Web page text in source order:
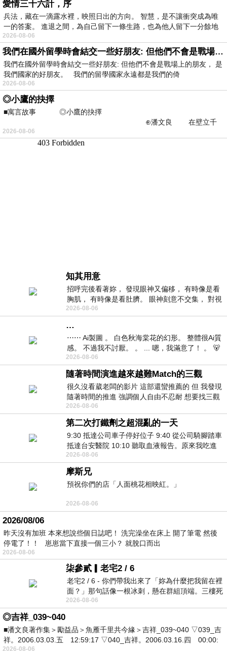
愛情三十六計，序
兵法，藏在一滴露水裡，映照日出的方向。 智慧，是不讓衝突成為唯
一的答案。 進退之間，為自己留下一條生路，也為他人留下一分餘地
2026-08-06
我們在國外留學時會結交一些好朋友: 但他們不會是戰場上的朋友
我們在國外留學時會結交一些好朋友: 但他們不會是戰場上的朋友， 是
我們國家的好朋友。 我們的留學國家永遠都是我們的倚
2026-08-06
◎小鷹的抉擇
■寓言故事 ◎小鷹的抉擇
⊕潘文良 在壁立千
仞的懸崖上，有一座遮天蔽
2026-08-06
知其用意
招呼完後看著妳， 發現眼神又偏移， 有時像是看
胸肌， 有時像是看肚臍。 眼神刻意不交集， 對視
視線不對齊， 讓我很難不
2026-08-06
…
⋯⋯ Ai製圖 。 白色秋海棠花的幻形。 整體很Ai質
感。 不過我不討厭。 。 ... 嗯，我滿意了！ 。 🐻
昨中
2026-08-06
隨著時間演進越來越難Match的三觀
很久沒看葳老闆的影片 這部還蠻推薦的 但 我發現
隨著時間的推進 強調個人自由不忍耐 想要找三觀
接近的不要說對象 連朋友都超
2026-08-06
第二次打鐵劑之超混亂的一天
9:30 抵達公司車子停好位子 9:40 從公司騎腳踏車
抵達台安醫院 10:10 聽取血液報告。原來我吃進
去的 B12 彌可保並非沒有吸收而是超
2026-08-06
摩斯兄
預祝你們的店「人面桃花相映紅。」
2026-08-06
2026/08/06
昨天沒有加班 本來想說些個日誌吧！ 洗完澡坐在床上 開了筆電 然後
停電了！！ 崽崽當下直接一個三小？ 就脫口而出
2026-08-06
柒參貳▎老宅2 / 6
老宅2 / 6 - 你們帶我出來了「妳為什麼把我留在裡
面？」那句話像一根冰刺，懸在群組頂端。三樓死
死盯著照片裡的人。那個人確實站在
2026-08-06
◎吉祥_039~040
■潘文良著作集＞勵益品＞魚雁千里共今緣＞吉祥_039~040 ▽039_吉
祥。2006.03.03.五 12:59:17 ▽040_吉祥。2006.03.16.四 00:00:
2026-08-06